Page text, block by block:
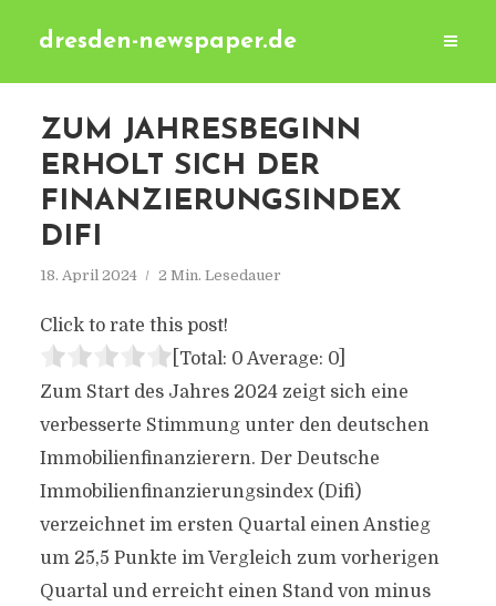
dresden-newspaper.de
ZUM JAHRESBEGINN
ERHOLT SICH DER
FINANZIERUNGSINDEX
DIFI
18. April 2024 2 Min. Lesedauer
Click to rate this post!
[Total: 0 Average: 0]
Zum Start des Jahres 2024 zeigt sich eine
verbesserte Stimmung unter den deutschen
Immobilienfinanzierern. Der Deutsche
Immobilienfinanzierungsindex (Difi)
verzeichnet im ersten Quartal einen Anstieg
um 25,5 Punkte im Vergleich zum vorherigen
Quartal und erreicht einen Stand von minus